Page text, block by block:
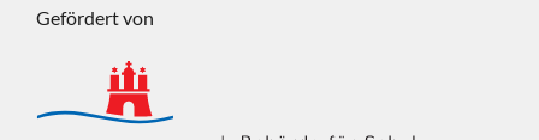
Gefördert von